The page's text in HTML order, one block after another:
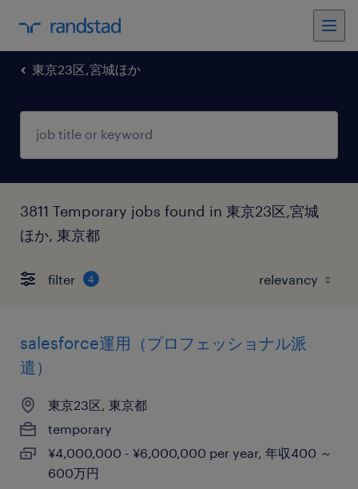
東京23区,宮城ほか
3811 Temporary jobs found in 東京23区,宮城
ほか, 東京都
filter 4
salesforce運用（プロフェッショナル派
遣）
東京23区, 東京都
temporary
¥4,000,000 - ¥6,000,000 per year, 年収400 ～
600万円